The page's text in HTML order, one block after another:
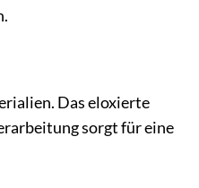
Das eloxierte
sorgt für eine